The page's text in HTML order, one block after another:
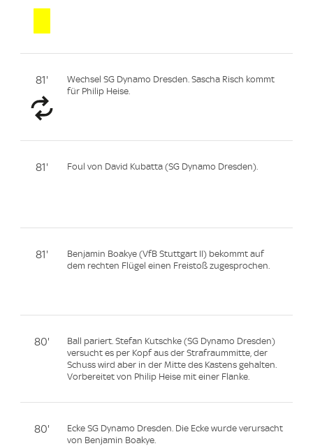
81'
Wechsel SG Dynamo Dresden. Sascha Risch kommt
für Philip Heise.
81' Foul von David Kubatta (SG Dynamo Dresden).
81'
Benjamin Boakye (VfB Stuttgart II) bekommt auf
dem rechten Flügel einen Freistoß zugesprochen.
80'
Ball pariert. Stefan Kutschke (SG Dynamo Dresden)
versucht es per Kopf aus der Strafraummitte, der
Schuss wird aber in der Mitte des Kastens gehalten.
Vorbereitet von Philip Heise mit einer Flanke.
80'
Ecke SG Dynamo Dresden. Die Ecke wurde verursacht
von Benjamin Boakye.